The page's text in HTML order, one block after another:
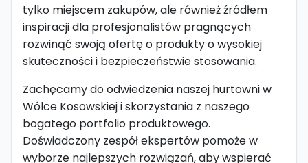
tylko miejscem zakupów, ale również źródłem
inspiracji dla profesjonalistów pragnących
rozwinąć swoją ofertę o produkty o wysokiej
skuteczności i bezpieczeństwie stosowania.
Zachęcamy do odwiedzenia naszej hurtowni w
Wólce Kosowskiej i skorzystania z naszego
bogatego portfolio produktowego.
Doświadczony zespół ekspertów pomoże w
wyborze najlepszych rozwiązań, aby wspierać